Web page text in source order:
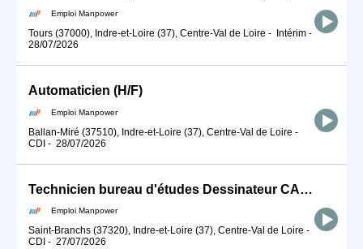
Emploi Manpower
Tours (37000), Indre-et-Loire (37), Centre-Val de Loire - Intérim -
28/07/2026
Automaticien (H/F)
Emploi Manpower
Ballan-Miré (37510), Indre-et-Loire (37), Centre-Val de Loire -
CDI - 28/07/2026
Technicien bureau d'études Dessinateur CAO (H/F)
Emploi Manpower
Saint-Branchs (37320), Indre-et-Loire (37), Centre-Val de Loire -
CDI - 27/07/2026